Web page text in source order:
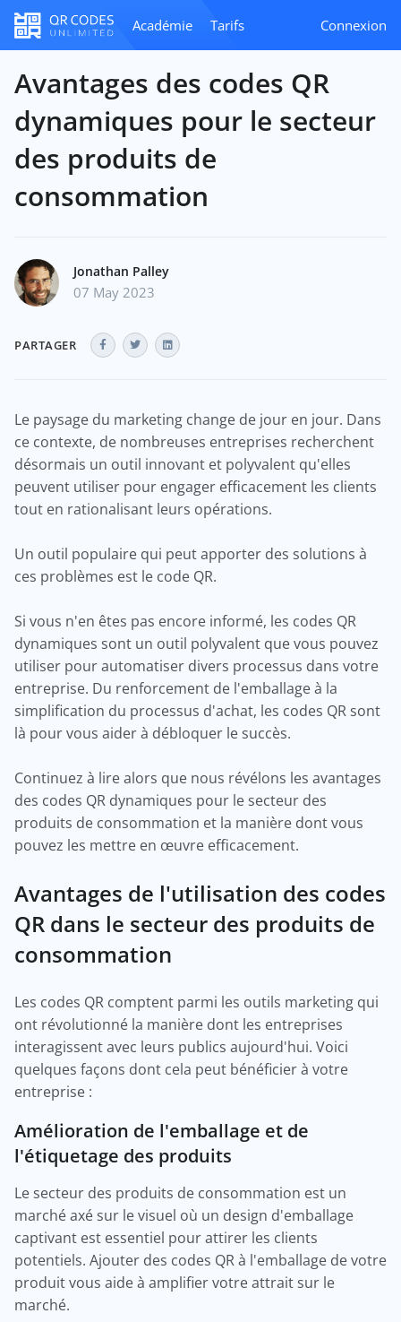
Académie Tarifs Connexion
Avantages des codes QR
dynamiques pour le secteur
des produits de
consommation
Jonathan Palley
07 May 2023
PARTAGER
Le paysage du marketing change de jour en jour. Dans
ce contexte, de nombreuses entreprises recherchent
désormais un outil innovant et polyvalent qu'elles
peuvent utiliser pour engager efficacement les clients
tout en rationalisant leurs opérations.
Un outil populaire qui peut apporter des solutions à
ces problèmes est le code QR.
Si vous n'en êtes pas encore informé, les codes QR
dynamiques sont un outil polyvalent que vous pouvez
utiliser pour automatiser divers processus dans votre
entreprise. Du renforcement de l'emballage à la
simplification du processus d'achat, les codes QR sont
là pour vous aider à débloquer le succès.
Continuez à lire alors que nous révélons les avantages
des codes QR dynamiques pour le secteur des
produits de consommation et la manière dont vous
pouvez les mettre en œuvre efficacement.
Avantages de l'utilisation des codes
QR dans le secteur des produits de
consommation
Les codes QR comptent parmi les outils marketing qui
ont révolutionné la manière dont les entreprises
interagissent avec leurs publics aujourd'hui. Voici
quelques façons dont cela peut bénéficier à votre
entreprise :
Amélioration de l'emballage et de
l'étiquetage des produits
Le secteur des produits de consommation est un
marché axé sur le visuel où un design d'emballage
captivant est essentiel pour attirer les clients
potentiels. Ajouter des codes QR à l'emballage de votre
produit vous aide à amplifier votre attrait sur le
marché.